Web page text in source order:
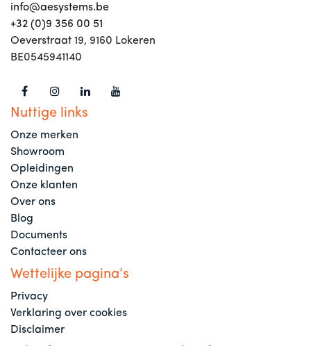
info@aesystems.be
+32 (0)9 356 00 51
Oeverstraat 19, 9160 Lokeren
BE0545941140
Nuttige links
Onze merken
Showroom
Opleidingen
Onze klanten
Over ons
Blog
Documents
Contacteer ons
Wettelijke pagina’s
Privacy
Verklaring over cookies
Disclaimer